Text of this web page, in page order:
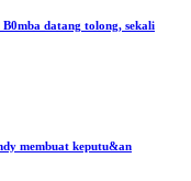
datang tolong, sekali
membuat keputu&an